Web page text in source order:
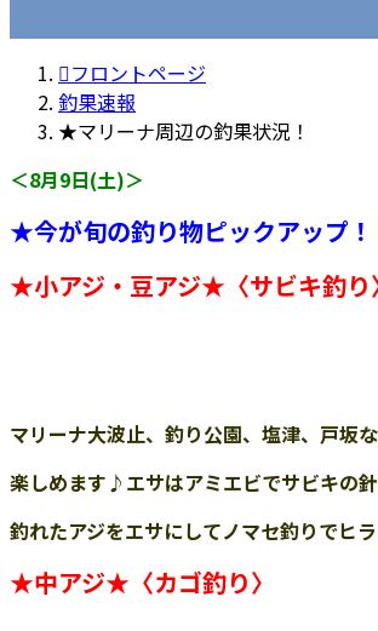
フロントページ
釣果速報
★マリーナ周辺の釣果状況！
＜8月9日(土)＞
★今が旬の釣り物ピックアップ
★小アジ・豆アジ★ 〈サビキ釣り
マリーナ大波止、釣り公園、 塩津、 戸坂な
楽しめます♪エサはアミエビでサビキの
釣れたアジをエサにしてノマセ釣りでヒ
★中アジ★ 〈カゴ釣り〉